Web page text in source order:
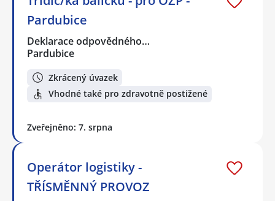
Pardubice
Deklarace odpovědného…
Pardubice
Zkrácený úvazek
Vhodné také pro zdravotně postižené
Zveřejněno: 7. srpna
Operátor logistiky -
TŘÍSMĚNNÝ PROVOZ